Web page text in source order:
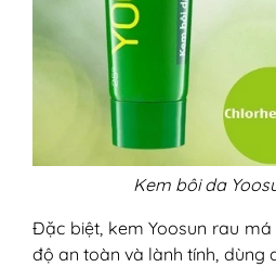
Kem bôi da
Đặc biệt, kem Yoosun rau
độ an toàn và lành tính, dùng